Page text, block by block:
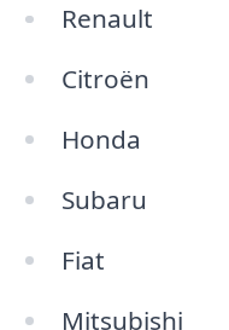
Renault
Citroën
Honda
Subaru
Fiat
Mitsubishi